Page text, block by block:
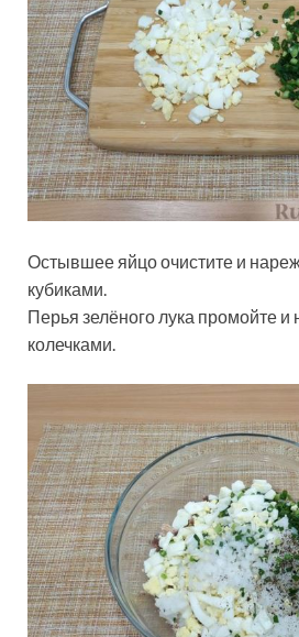
Остывшее яйцо очистите и
кубиками.
Перья зелёного лука промойте и
колечками.